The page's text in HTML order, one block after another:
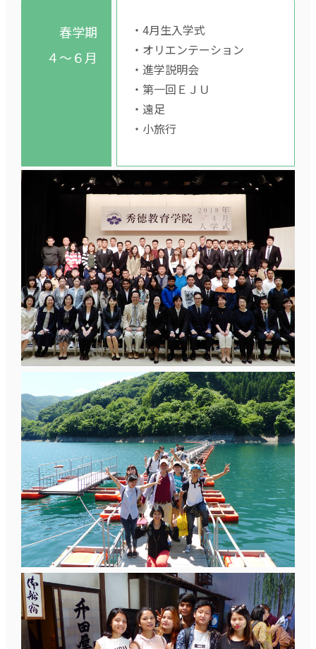
春学期
４～６月
・4月生入学式
・オリエンテーション
・進学説明会
・第一回ＥＪＵ
・遠足
・小旅行